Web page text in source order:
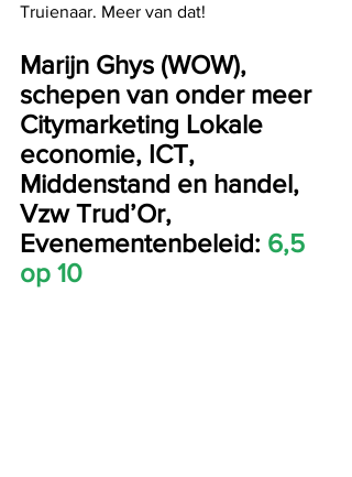
Truienaar. Meer van dat!
Marijn Ghys (WOW),
schepen van onder meer
Citymarketing Lokale
economie, ICT,
Middenstand en handel,
Vzw Trud’Or,
Evenementenbeleid: 6,5
op 10